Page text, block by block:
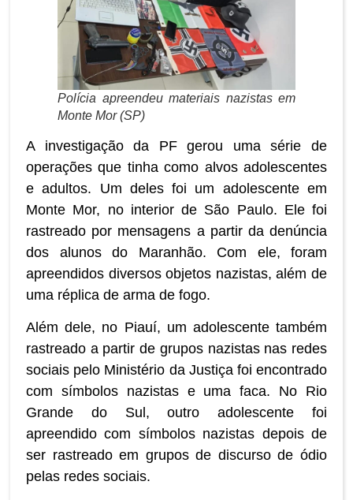
Polícia apreendeu materiais nazistas em
Monte Mor (SP)
A investigação da PF gerou uma série de
operações que tinha como alvos adolescentes
e adultos. Um deles foi um adolescente em
Monte Mor, no interior de São Paulo. Ele foi
rastreado por mensagens a partir da denúncia
dos alunos do Maranhão. Com ele, foram
apreendidos diversos objetos nazistas, além de
uma réplica de arma de fogo.
Além dele, no Piauí, um adolescente também
rastreado a partir de grupos nazistas nas redes
sociais pelo Ministério da Justiça foi encontrado
com símbolos nazistas e uma faca. No Rio
Grande do Sul, outro adolescente foi
apreendido com símbolos nazistas depois de
ser rastreado em grupos de discurso de ódio
pelas redes sociais.